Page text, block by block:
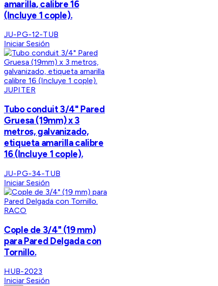
amarilla, calibre 16
(Incluye 1 cople).
JU-PG-12-TUB
Iniciar Sesión
JUPITER
Tubo conduit 3/4" Pared
Gruesa (19mm) x 3
metros, galvanizado,
etiqueta amarilla calibre
16 (Incluye 1 cople).
JU-PG-34-TUB
Iniciar Sesión
RACO
Cople de 3/4" (19 mm)
para Pared Delgada con
Tornillo.
HUB-2023
Iniciar Sesión